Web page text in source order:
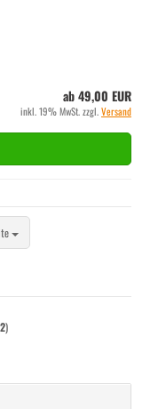
ab 49,00 EUR
inkl. 19% MwSt. zzgl.Versand
2)